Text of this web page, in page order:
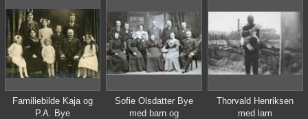
Familiebilde Kaja og
P.A. Bye
Sofie Olsdatter Bye
med barn og
Thorvald Henriksen
med lam